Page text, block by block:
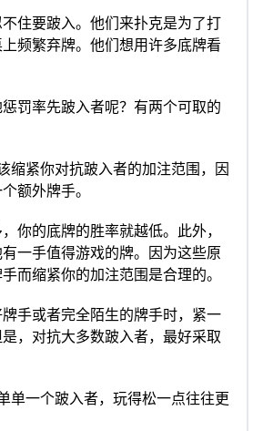
住要跛入。他们来扑克是为了打
频繁弃牌。他们想用许多底牌看
罚率先跛入者呢？有两个可取的
缩紧你对抗跛入者的加注范围，因
额外牌手。
你的底牌的胜率就越低。此外，
一手值得游戏的牌。因为这些原
而缩紧你的加注范围是合理的。
手或者完全陌生的牌手时，紧一
，对抗大多数跛入者，最好采取
单一个跛入者，玩得松一点往往更